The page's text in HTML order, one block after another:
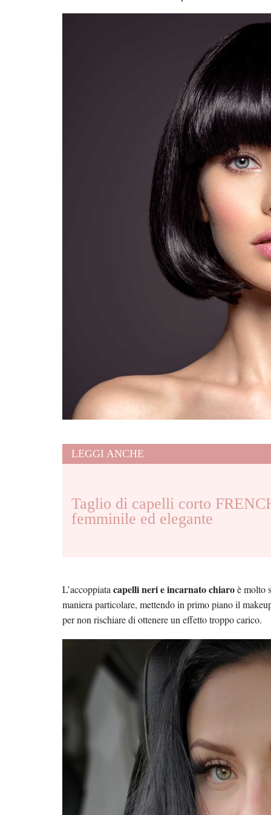
LEGGI ANCHE
Taglio di capelli corto
femminile ed elegante
L’accoppiata capelli neri e incarnato chiaroè molto
maniera particolare, mettendo in primo piano il
per non rischiare di ottenere un effetto troppo carico.